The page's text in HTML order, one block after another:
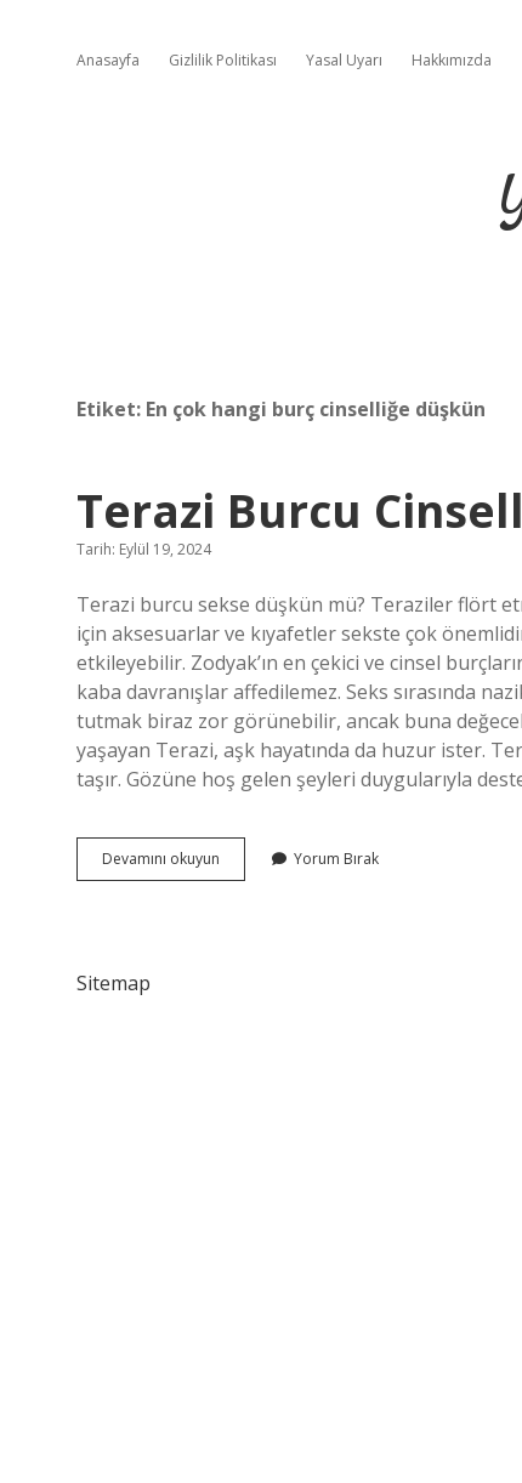
Anasayfa Gizlilik Politikası Yasal Uyarı Hakkımızda
Etiket: En çok hangi burç cinselliğe düşkün
Terazi Burcu
Tarih: Eylül 19, 2024
Terazi burcu sekse düşkün mü? Teraziler flört
için aksesuarlar ve kıyafetler sekste çok
etkileyebilir. Zodyak’ın en çekici ve cinsel
kaba davranışlar affedilemez. Seks sırasında
tutmak biraz zor görünebilir, ancak buna
yaşayan Terazi, aşk hayatında da huzur ister.
taşır. Gözüne hoş gelen şeyleri duygularıyla
Devamını okuyun
Burcu
Yorum Bırak
Sitemap